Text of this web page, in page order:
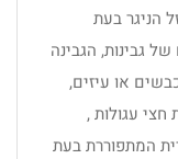
הניגר בעת
גבינות, הגבינה
או עיזים,
חצי עגולות ,
המתפוררת בעת